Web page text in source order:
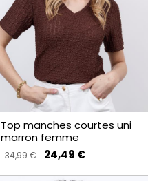
Top manches courtes uni
marron femme
34,99 € 24,49 €